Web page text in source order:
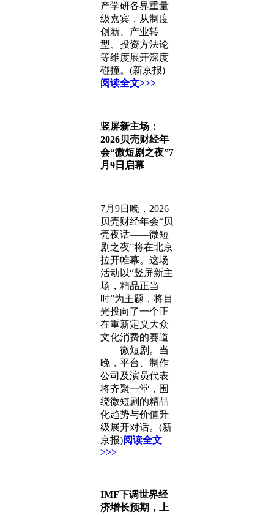
产学研各界重量
级嘉宾，从制度
创新、产业转
型、投资方法论
等维度展开深度
碰撞。(新京报)
阅读全文>>>
竖屏新主场：
2026贝壳财经年
会“微短剧之夜”7
月9日启幕
7月9日晚，2026
贝壳财经年会“贝
壳夜话——微短
剧之夜”将在北京
拉开帷幕。这场
活动以“竖屏新主
场，精品正当
时”为主题，将目
光投向了一个正
在重新定义大众
文化消费的赛道
——微短剧。当
晚，平台、制作
公司及演员代表
将齐聚一堂，围
绕微短剧的精品
化趋势与价值升
级展开对话。(新
京报)阅读全文
>>>
IMF下调世界经
济增长预期，上